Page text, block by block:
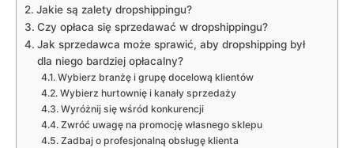
Jakie są zalety dropshippingu?
Czy opłaca się sprzedawać w dropshippingu?
Jak sprzedawca może sprawić, aby dropshipping był
dla niego bardziej opłacalny?
Wybierz branżę i grupę docelową klientów
Wybierz hurtownię i kanały sprzedaży
Wyróżnij się wśród konkurencji
Zwróć uwagę na promocję własnego sklepu
Zadbaj o profesjonalną obsługę klienta